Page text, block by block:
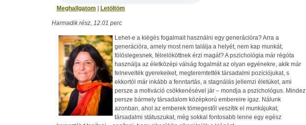
Meghallgatom Letöltöm
Harmadik rész, 12.01 perc
Lehet-e a kiégés fogalmait használni egy generációra? Arra a
generációra, amely most nem találja a helyét, nem kap munkát,
fölöslegesnek, félrelököttnek érzi magát? A pszichológia már régóta
használja az életközépi válság fogalmát az olyan egyénekre, akik már
felnevelték gyerekeiket, megteremtették társadalmi pozíciójukat, s
ekkortól már inkább a fenntartás, a stagnálás jellemzi életüket, ami
persze a motiváció csökkenésével jár – mondja a pszichológus. Mindez
persze bármely társadalom középkorú embereire igaz. Nálunk
azonban, ahol az emberek tömegestől veszítik el munkájukat,
társadalmi státuszukat, még sokkal fontosabb lenne egy egész